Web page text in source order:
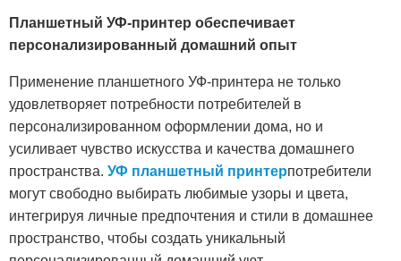
Планшетный УФ-принтер обеспечивает
персонализированный домашний опыт
Применение планшетного УФ-принтера не только
удовлетворяет потребности потребителей в
персонализированном оформлении дома, но и
усиливает чувство искусства и качества домашнего
пространства. УФ планшетный принтерпотребители
могут свободно выбирать любимые узоры и цвета,
интегрируя личные предпочтения и стили в домашнее
пространство, чтобы создать уникальный